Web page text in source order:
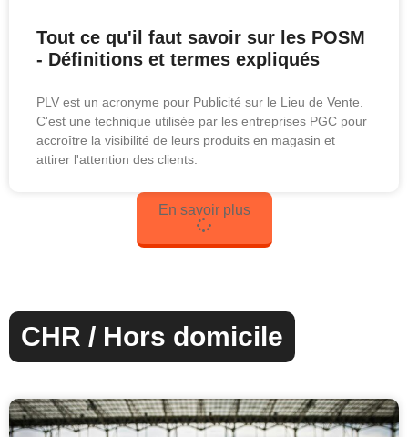
Tout ce qu'il faut savoir sur les POSM
- Définitions et termes expliqués
PLV est un acronyme pour Publicité sur le Lieu de Vente.
C'est une technique utilisée par les entreprises PGC pour
accroître la visibilité de leurs produits en magasin et
attirer l'attention des clients.
En savoir plus
CHR / Hors domicile